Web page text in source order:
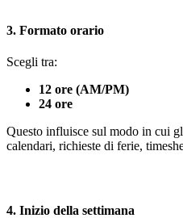
3. Formato orario
Scegli tra:
12 ore (AM/PM)
24 ore
Questo influisce sul modo in cui
calendari, richieste di ferie,
4. Inizio della settimana